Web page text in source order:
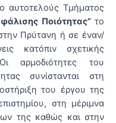
αυτοτελούς Τμήματος
Ποιότητας”το
Πρύτανη ή σε έναν/
κατόπιν σχετικής
αρμοδιότητες του
συνίστανται στη
του έργου της
στη μέριμνα
της καθώς και στην